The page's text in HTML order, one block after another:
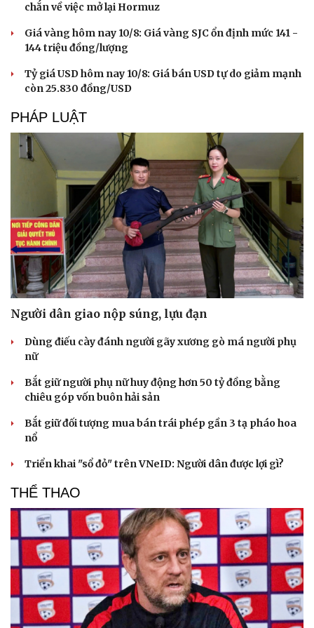
Văn hóa
Sân khấu - Điện ảnh
Văn học
Âm nhạc
Di sản
Giải trí
Nghệ sĩ
Thời trang
Sao Việt
chắn về việc mở lại Hormuz
Giá vàng hôm nay 10/8: Giá vàng SJC ổn định mức 141 -
144 triệu đồng/lượng
Tỷ giá USD hôm nay 10/8: Giá bán USD tự do giảm mạnh
còn 25.830 đồng/USD
PHÁP LUẬT
Người dân giao nộp súng, lựu đạn
Dùng điếu cày đánh người gãy xương gò má người phụ
nữ
Bắt giữ người phụ nữ huy động hơn 50 tỷ đồng bằng
chiêu góp vốn buôn hải sản
Bắt giữ đối tượng mua bán trái phép gần 3 tạ pháo hoa
nổ
Triển khai "sổ đỏ" trên VNeID: Người dân được lợi gì?
THỂ THAO